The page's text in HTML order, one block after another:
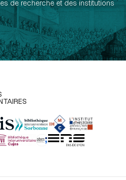
de recherche et des institutions